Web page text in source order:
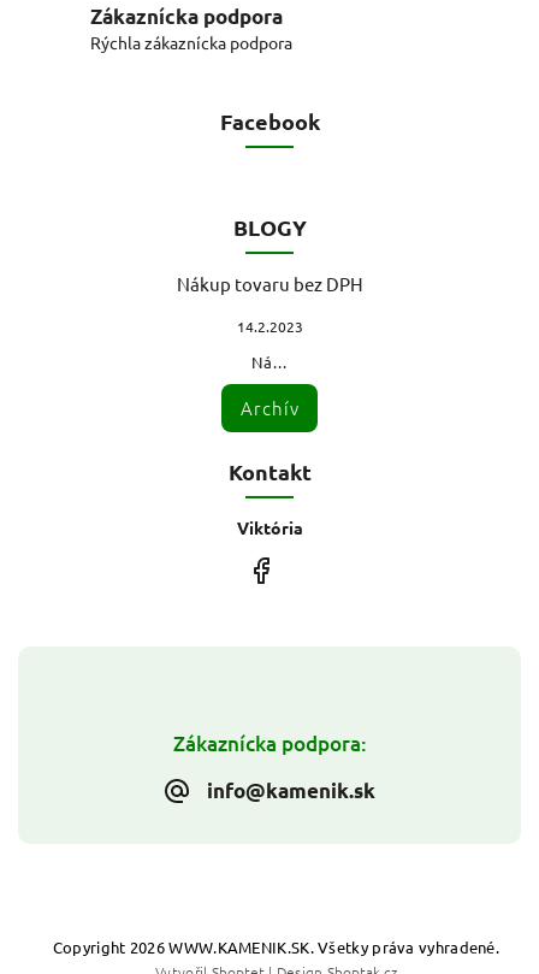
Zákaznícka podpora
Rýchla zákaznícka podpora
Zákaznícka podpora:
info@kamenik.sk
Facebook
BLOGY
Nákup tovaru bez DPH
14.2.2023
Ná...
Archív
Kontakt
Viktória
Copyright 2026WWW.KAMENIK.SK. Všetky práva vyhradené.